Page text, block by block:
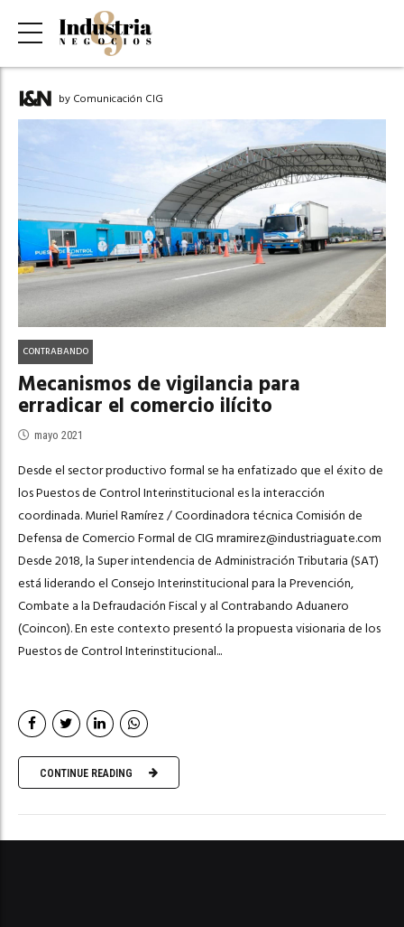
by Comunicación CIG
CONTRABANDO
Mecanismos de vigilancia para
erradicar el comercio ilícito
mayo 2021
Desde el sector productivo formal se ha enfatizado que el éxito de
los Puestos de Control Interinstitucional es la interacción
coordinada. Muriel Ramírez / Coordinadora técnica Comisión de
Defensa de Comercio Formal de CIGmramirez@industriaguate.com
Desde 2018, la Super intendencia de Administración Tributaria (SAT)
está liderando el Consejo Interinstitucional para la Prevención,
Combate a la Defraudación Fiscal y al Contrabando Aduanero
(Coincon). En este contexto presentó la propuesta visionaria de los
Puestos de Control Interinstitucional...
CONTINUE READING